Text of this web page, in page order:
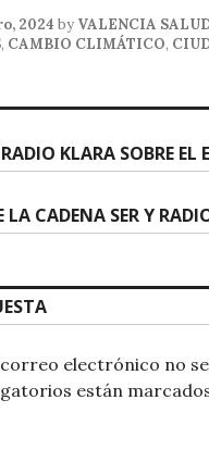
e
g
a
m
m
p
rt
ir
2024 by VALENCIA
, CAMBIO CLIMÁTICO,
KLARA SOBRE
LA CADENA SER Y
electrónico no
están